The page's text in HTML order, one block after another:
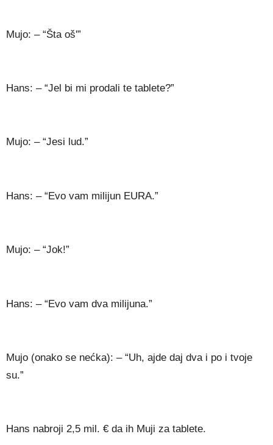
Mujo: – “Šta oš'”
Hans: – “Jel bi mi prodali te tablete?”
Mujo: – “Jesi lud.”
Hans: – “Evo vam milijun EURA.”
Mujo: – “Jok!”
Hans: – “Evo vam dva milijuna.”
Mujo (onako se nećka): – “Uh, ajde daj dva i po i tvoje
su.”
Hans nabroji 2,5 mil. € da ih Muji za tablete.